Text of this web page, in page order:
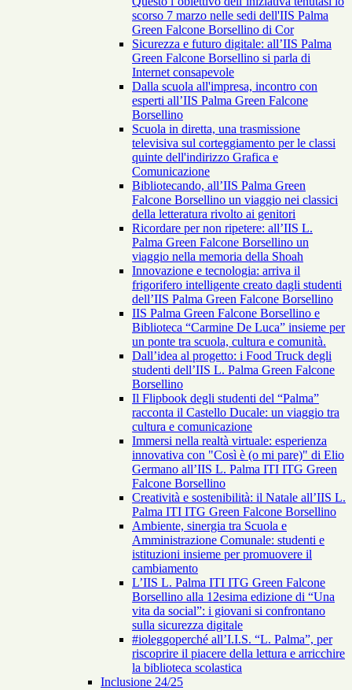
scorso 7 marzo nelle sedi dell'IIS Palma
Green Falcone Borsellino di Cor
Sicurezza e futuro digitale: all’IIS Palma
Green Falcone Borsellino si parla di
Internet consapevole
Dalla scuola all'impresa, incontro con
esperti all’IIS Palma Green Falcone
Borsellino
Scuola in diretta, una trasmissione
televisiva sul corteggiamento per le classi
quinte dell'indirizzo Grafica e
Comunicazione
Bibliotecando, all’IIS Palma Green
Falcone Borsellino un viaggio nei classici
della letteratura rivolto ai genitori
Ricordare per non ripetere: all’IIS L.
Palma Green Falcone Borsellino un
viaggio nella memoria della Shoah
Innovazione e tecnologia: arriva il
frigorifero intelligente creato dagli studenti
dell’IIS Palma Green Falcone Borsellino
IIS Palma Green Falcone Borsellino e
Biblioteca “Carmine De Luca” insieme per
un ponte tra scuola, cultura e comunità.
Dall’idea al progetto: i Food Truck degli
studenti dell’IIS L. Palma Green Falcone
Borsellino
Il Flipbook degli studenti del “Palma”
racconta il Castello Ducale: un viaggio tra
cultura e comunicazione
Immersi nella realtà virtuale: esperienza
innovativa con "Così è (o mi pare)" di Elio
Germano all’IIS L. Palma ITI ITG Green
Falcone Borsellino
Creatività e sostenibilità: il Natale all’IIS L.
Palma ITI ITG Green Falcone Borsellino
Ambiente, sinergia tra Scuola e
Amministrazione Comunale: studenti e
istituzioni insieme per promuovere il
cambiamento
L’IIS L. Palma ITI ITG Green Falcone
Borsellino alla 12esima edizione di “Una
vita da social”: i giovani si confrontano
sulla sicurezza digitale
#ioleggoperché all’I.I.S. “L. Palma”, per
riscoprire il piacere della lettura e arricchire
la biblioteca scolastica
Inclusione 24/25